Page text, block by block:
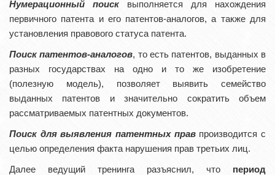
Нумерационный поиск выполняется для нахождения
первичного патента и его патентов-аналогов, а также для
установления правового статуса патента.
Поиск патентов-аналогов, то есть патентов, выданных в
разных государствах на одно и то же изобретение
(полезную модель), позволяет выявить семейство
выданных патентов и значительно сократить объем
рассматриваемых патентных документов.
Поиск для выявления патентных правпроизводится с
целью определения факта нарушения прав третьих лиц.
Далее ведущий тренинга разъяснил, что период